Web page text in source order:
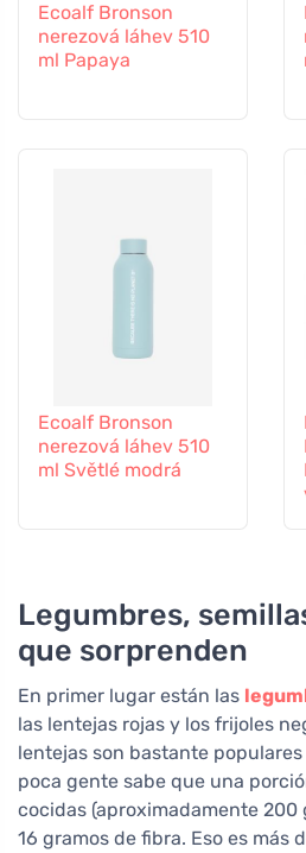
Ecoalf Bronson
nerezová láhev 510
ml Papaya
Ecoalf Bronson
nerezová láhev 510
ml Světlé modrá
Legumbres,
que sorprenden
En primer lugar están las
las lentejas rojas y los frijoles
lentejas son bastante
poca gente sabe que una
cocidas (aproximadamente 200
16 gramos de fibra. Eso es más